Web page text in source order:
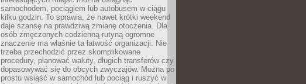
samochodem, pociągiem lub autobusem w ciągu
kilku godzin. To sprawia, że nawet krótki weekend
daje szansę na prawdziwą zmianę otoczenia. Dla
osób zmęczonych codzienną rutyną ogromne
znaczenie ma właśnie ta łatwość organizacji. Nie
trzeba przechodzić przez skomplikowane
procedury, planować waluty, długich transferów czy
dopasowywać się do obcych zwyczajów. Można po
prostu wsiąść w samochód lub pociąg i ruszyć w